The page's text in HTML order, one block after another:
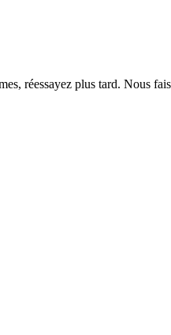
réessayez plus tard. Nous